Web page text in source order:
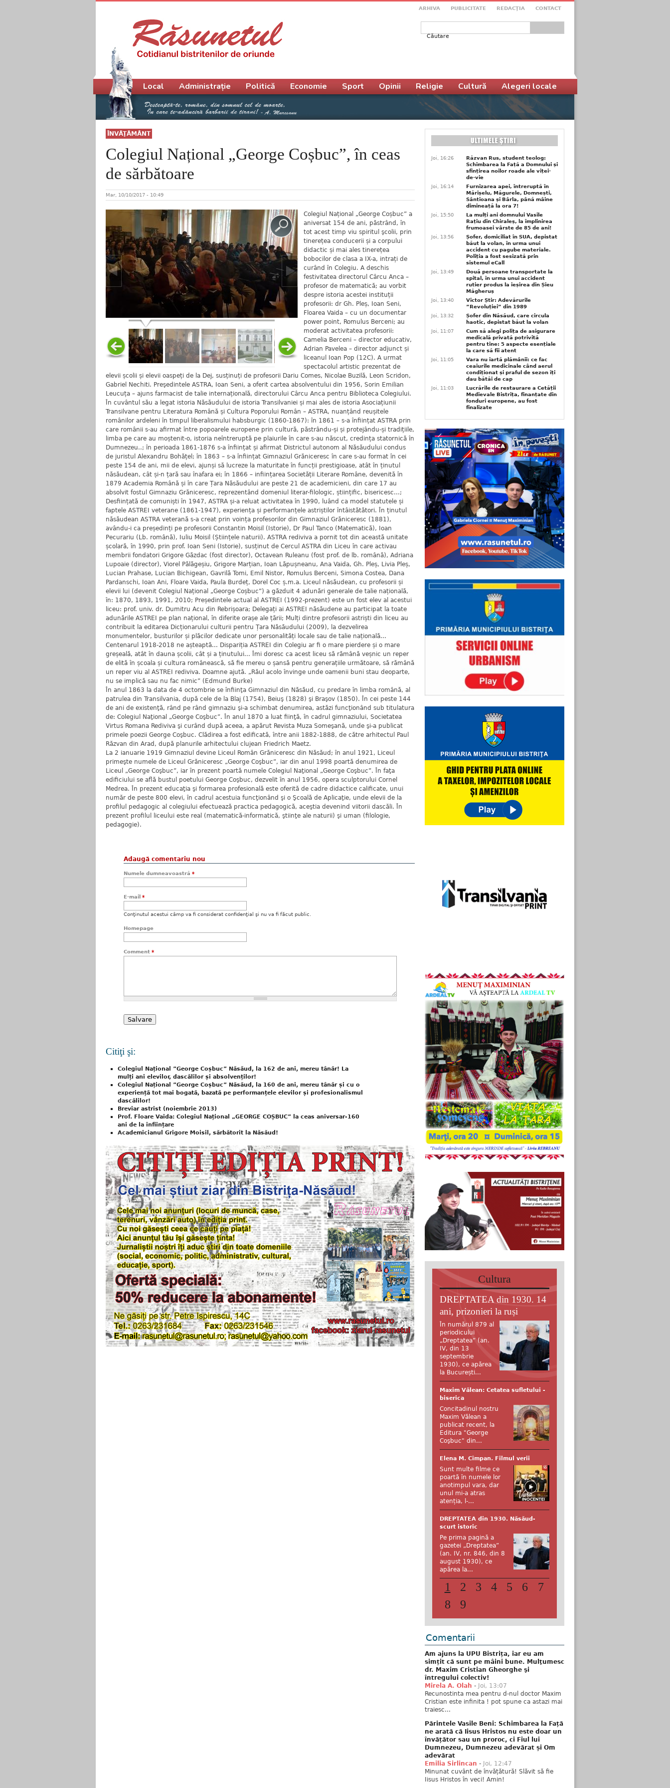
ARHIVA PUBLICITATE REDACŢIA CONTACT
Formular de căutare
ÎNVĂŢĂMÂNT
Colegiul Național „George Coșbuc”, în ceas
de sărbătoare
Mar, 10/10/2017 - 10:49
Colegiul Național „George Coșbuc” a
aniversat 154 de ani, păstrând, în
tot acest timp viu spiritul şcolii, prin
tinerețea conducerii și a corpului
didactic și mai ales tinerețea
bobocilor de clasa a IX-a, intrați de
curând în Colegiu. A deschis
festivitatea directorul Cârcu Anca –
profesor de matematică; au vorbit
despre istoria acestei instituții
profesorii: dr Gh. Pleș, Ioan Seni,
Floarea Vaida – cu un documentar
power point, Romulus Berceni; au
moderat activitatea profesorii:
Camelia Berceni – director educativ,
Adrian Pavelea – director adjunct și
liceanul Ioan Pop (12C). A urmat
spectacolul artistic prezentat de
elevii școlii și elevii oaspeți de la Dej, susținuți de profesorii Dariu Comes, Nicolae Buzilă, Leon Scridon,
Gabriel Nechiti. Preşedintele ASTRA, Ioan Seni, a oferit cartea absolventului din 1956, Sorin Emilian
Leucuța – ajuns farmacist de talie internațională, directorului Cârcu Anca pentru Biblioteca Colegiului.
În cuvântul său a legat istoria Năsăudului de istoria Transilvaniei și mai ales de istoria Asociațiunii
Transilvane pentru Literatura Română și Cultura Poporului Român – ASTRA, nuanțând reușitele
românilor ardeleni în timpul liberalismului habsburgic (1860-1867): în 1861 – s-a înființat ASTRA prin
care românii s-au afirmat între popoarele europene prin cultură, păstrându-și și protejându-și tradițiile,
limba pe care au moștenit-o, istoria neîntreruptă pe plaiurile în care s-au născut, credința statornică în
Dumnezeu..; în perioada 1861-1876 s-a înființat și afirmat Districtul autonom al Năsăudului condus
de juristul Alexandru Bohățel; în 1863 – s-a înființat Gimnaziul Grăniceresc în care s-au format în cei
peste 154 de ani, mii de elevi, ajunși să lucreze la maturitate în funcții prestigioase, atât în ținutul
năsăudean, cât și-n țară sau înafara ei; în 1866 – inființarea Societății Literare Române, devenită în
1879 Academia Română și în care Țara Năsăudului are peste 21 de academicieni, din care 17 au
absolvit fostul Gimnaziu Grăniceresc, reprezentând domeniul literar-filologic, științific, bisericesc...;
Desființată de comuniști în 1947, ASTRA și-a reluat activitatea în 1990, luând ca model statutele și
faptele ASTREI veterane (1861-1947), experiența și performanțele astriștilor întâistătători. În ținutul
năsăudean ASTRA veterană s-a creat prin voința profesorilor din Gimnaziul Grăniceresc (1881),
avându-i ca președinți pe profesorii Constantin Moisil (Istorie), Dr Paul Tanco (Matematică), Ioan
Pecurariu (Lb. română), Iuliu Moisil (Științele naturii). ASTRA rediviva a pornit tot din această unitate
școlară, în 1990, prin prof. Ioan Seni (Istorie), susținut de Cercul ASTRA din Liceu în care activau
membrii fondatori Grigore Găzdac (fost director), Octavean Ruleanu (fost prof. de lb. română), Adriana
Lupoaie (director), Viorel Pălăgeșiu, Grigore Marțian, Ioan Lăpușneanu, Ana Vaida, Gh. Pleș, Livia Pleș,
Lucian Prahase, Lucian Bichigean, Gavrilă Tomi, Emil Nistor, Romulus Berceni, Simona Costea, Dana
Pardanschi, Ioan Ani, Floare Vaida, Paula Burdeț, Dorel Coc ș.m.a. Liceul năsăudean, cu profesorii și
elevii lui (devenit Colegiul Național „George Coșbuc”) a găzduit 4 adunări generale de talie națională,
în: 1870, 1893, 1991, 2010; Președintele actual al ASTREI (1992-prezent) este un fost elev al acestui
liceu: prof. univ. dr. Dumitru Acu din Rebrișoara; Delegați ai ASTREI năsăudene au participat la toate
adunările ASTREI pe plan național, în diferite orașe ale țării; Mulți dintre profesorii astriști din liceu au
contribuit la editarea Dicționarului culturii pentru Țara Năsăudului (2009), la dezvelirea
monumentelor, busturilor și plăcilor dedicate unor personalități locale sau de talie națională...
Centenarul 1918-2018 ne așteaptă... Dispariția ASTREI din Colegiu ar fi o mare pierdere și o mare
greșeală, atât în dauna școlii, cât și a ținutului... Îmi doresc ca acest liceu să rămână veșnic un reper
de elită în școala și cultura românească, să fie mereu o șansă pentru generațiile următoare, să rămână
un reper viu al ASTREI rediviva. Doamne ajută. „Răul acolo învinge unde oamenii buni stau deoparte,
nu se implică sau nu fac nimic” (Edmund Burke)
În anul 1863 la data de 4 octombrie se înfiinţa Gimnaziul din Năsăud, cu predare în limba română, al
patrulea din Transilvania, după cele de la Blaj (1754), Beiuş (1828) şi Braşov (1850). În cei peste 144
de ani de existenţă, rând pe rând gimnaziu şi-a schimbat denumirea, astăzi funcţionând sub titulatura
de: Colegiul Naţional „George Coşbuc”. În anul 1870 a luat fiinţă, în cadrul gimnaziului, Societatea
Virtus Romana Rediviva şi curând după aceea, a apărut Revista Muza Someşană, unde şi-a publicat
primele poezii George Coşbuc. Clădirea a fost edificată, între anii 1882-1888, de către arhitectul Paul
Răzvan din Arad, după planurile arhitectului clujean Friedrich Maetz.
La 2 ianuarie 1919 Gimnaziul devine Liceul Român Grăniceresc din Năsăud; în anul 1921, Liceul
primeşte numele de Liceul Grăniceresc „George Coşbuc”, iar din anul 1998 poartă denumirea de
Liceul „George Coşbuc”, iar în prezent poartă numele Colegiul Naţional „George Coşbuc”. În faţa
edificiului se află bustul poetului George Coşbuc, dezvelit în anul 1956, opera sculptorului Cornel
Medrea. În prezent educaţia şi formarea profesională este oferită de cadre didactice calificate, unui
număr de peste 800 elevi, în cadrul acestuia funcţionând şi o Şcoală de Aplicaţie, unde elevii de la
profilul pedagogic al colegiului efectuează practica pedagogică, aceştia devenind viitorii dascăli. În
prezent profilul liceului este real (matematică-informatică, ştiinţe ale naturii) şi uman (filologie,
pedagogie).
Adaugă comentariu nou
Numele dumneavoastră *
E-mail *
Conţinutul acestui câmp va fi considerat confidenţial şi nu va fi făcut public.
Homepage
Comment *
Citiţi şi:
Colegiul Național ”George Coșbuc” Năsăud, la 162 de ani, mereu tânăr! La
mulți ani elevilor, dascălilor și absolvenților!
Colegiul Național ”George Coșbuc” Năsăud, la 160 de ani, mereu tânăr și cu o
experiență tot mai bogată, bazată pe performanțele elevilor și profesionalismul
dascălilor!
Breviar astrist (noiembrie 2013)
Prof. Floare Vaida: Colegiul Național „GEORGE COȘBUC” la ceas aniversar-160
ani de la înființare
Academicianul Grigore Moisil, sărbătorit la Năsăud!
Meniu principal
Local Administrație Politică Economie Sport Opinii Religie Cultură Alegeri locale
Joi, 16:26
Răzvan Rus, student teolog:
Schimbarea la Față a Domnului și
sfințirea noilor roade ale viței-
de-vie
Joi, 16:14
Furnizarea apei, întreruptă în
Mărișelu, Măgurele, Domnești,
Sântioana și Bârla, până mâine
dimineață la ora 7!
Joi, 15:50
La mulți ani domnului Vasile
Rațiu din Chiraleș, la împlinirea
frumoasei vârste de 85 de ani!
Joi, 13:56
Șofer, domiciliat în SUA, depistat
băut la volan, în urma unui
accident cu pagube materiale.
Poliția a fost sesizată prin
sistemul eCall
Joi, 13:49
Două persoane transportate la
spital, în urma unui accident
rutier produs la ieșirea din Șieu
Măgheruș
Joi, 13:40
Victor Știr: Adevărurile
”Revoluției” din 1989
Joi, 13:32
Șofer din Năsăud, care circula
haotic, depistat băut la volan
Joi, 11:07
Cum să alegi polița de asigurare
medicală privată potrivită
pentru tine: 5 aspecte esențiale
la care să fii atent
Joi, 11:05
Vara nu iartă plămânii: ce fac
ceaiurile medicinale când aerul
condiționat și praful de sezon îți
dau bătăi de cap
Joi, 11:03
Lucrările de restaurare a Cetății
Medievale Bistrița, finanțate din
fonduri europene, au fost
finalizate
Cultura
DREPTATEA din 1930. 14
ani, prizonieri la ruși
În numărul 879 al
periodicului
„Dreptatea” (an.
IV, din 13
septembrie
1930), ce apărea
la București...
Maxim Vălean: Cetatea sufletului -
biserica
Concitadinul nostru
Maxim Vălean a
publicat recent, la
Editura "George
Coşbuc" din...
Elena M. Cîmpan. Filmul verii
Sunt multe filme ce
poartă în numele lor
anotimpul vara, dar
unul mi-a atras
atenția, l-...
DREPTATEA din 1930. Năsăud-
scurt istoric
Pe prima pagină a
gazetei „Dreptatea”
(an. IV, nr. 846, din 8
august 1930), ce
apărea la...
1 2 3 4 5 6
7
8
9
Comentarii
Am ajuns la UPU Bistrița, iar eu am
simțit că sunt pe mâini bune. Mulţumesc
dr. Maxim Cristian Gheorghe şi
întregului colectiv!
Mirela A. Olah - Joi, 13:07
Recunostinta mea pentru d-nul doctor Maxim
Cristian este infinita ! pot spune ca astazi mai
traiesc...
Părintele Vasile Beni: Schimbarea la Față
ne arată că Iisus Hristos nu este doar un
învățător sau un proroc, ci Fiul lui
Dumnezeu, Dumnezeu adevărat și Om
adevărat
Emilia Sirlincan - Joi, 12:47
Minunat cuvânt de învățătură! Slăvit să fie
Iisus Hristos în veci! Amin!